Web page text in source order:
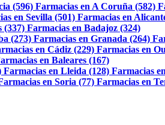
(596) Farmacias en A Coruña (582)
en Sevilla (501) Farmacias en
(337) Farmacias en Badajoz (324)
(273) Farmacias en Granada (264)
en Cádiz (229) Farmacias en
en Baleares (167)
Farmacias en Lleida (128) Farmacias
en Soria (77) Farmacias en